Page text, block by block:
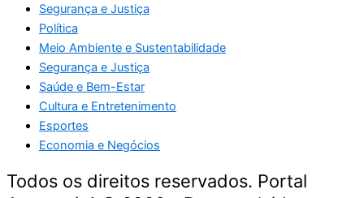
Segurança e Justiça
Política
Meio Ambiente e Sustentabilidade
Segurança e Justiça
Saúde e Bem-Estar
Cultura e Entretenimento
Esportes
Economia e Negócios
Todos os direitos reservados. Portal